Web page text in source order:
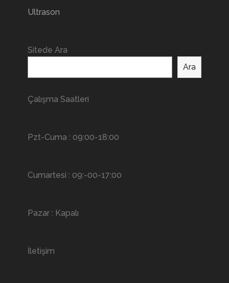
Ultrason
Sitede Ara
Ara
Çalışma Saatleri
Pzt-Cuma : 09:00-18:00
Cumartesi : 09:-00-17:00
Pazar : Kapalı
İletişim